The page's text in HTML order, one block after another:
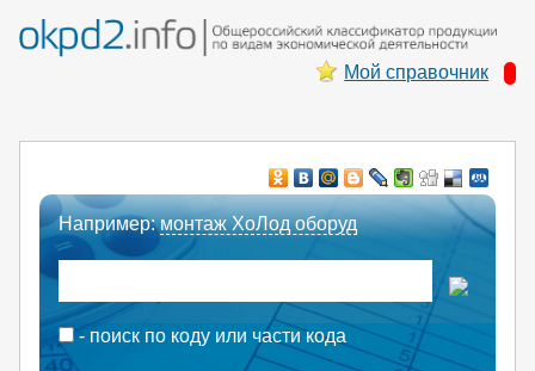
Мой справочник
Например:монтаж ХоЛод оборуд
- поиск по коду или части кода